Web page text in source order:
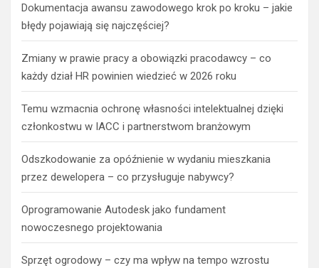
Dokumentacja awansu zawodowego krok po kroku – jakie
błędy pojawiają się najczęściej?
Zmiany w prawie pracy a obowiązki pracodawcy – co
każdy dział HR powinien wiedzieć w 2026 roku
Temu wzmacnia ochronę własności intelektualnej dzięki
członkostwu w IACC i partnerstwom branżowym
Odszkodowanie za opóźnienie w wydaniu mieszkania
przez dewelopera – co przysługuje nabywcy?
Oprogramowanie Autodesk jako fundament
nowoczesnego projektowania
Sprzęt ogrodowy – czy ma wpływ na tempo wzrostu